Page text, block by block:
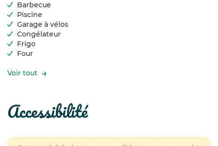
Barbecue
Piscine
Garage à vélos
Congélateur
Frigo
Four
Voir tout
accessibilité